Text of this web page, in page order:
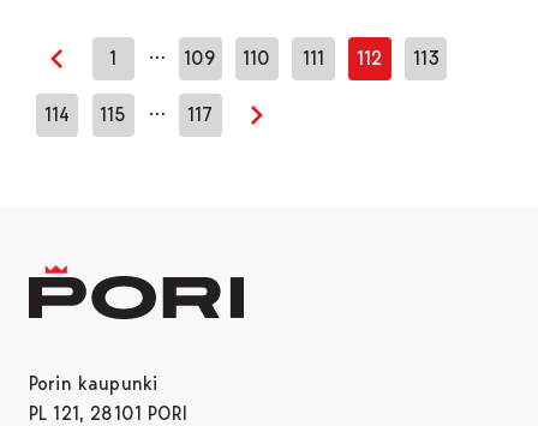
Edellinen sivu
1 … 109 110 111 112 113
114 115 … 117
Seuraava sivu
Porin kaupunki
PL 121, 28101 PORI